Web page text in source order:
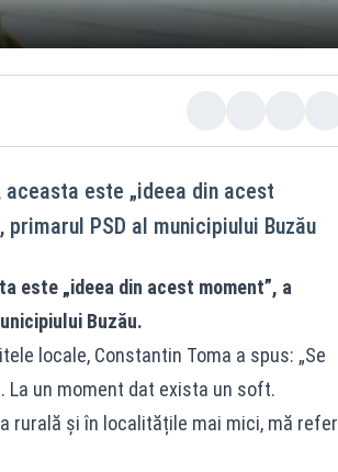
este „ideea din acest
PSD al municipiului Buzău
este „ideea din acest moment”, a
Buzău.
locale, Constantin Toma a spus: „Se
La un moment dat exista un soft.
rurală și în localitățile mai mici, mă refer